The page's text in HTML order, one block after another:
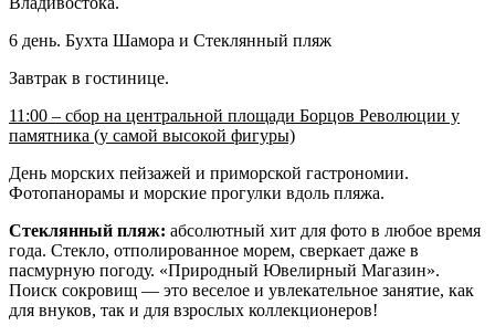
6 день. Бухта Шамора и Стеклянный пляж
Завтрак в гостинице.
11:00 – сбор на центральной площади Борцов Революции у
памятника (у самой высокой фигуры)
День морских пейзажей и приморской гастрономии.
Фотопанорамы и морские прогулки вдоль пляжа.
Стеклянный пляж: абсолютный хит для фото в любое время
года. Стекло, отполированное морем, сверкает даже в
пасмурную погоду. «Природный Ювелирный Магазин».
Поиск сокровищ — это веселое и увлекательное занятие, как
для внуков, так и для взрослых коллекционеров!